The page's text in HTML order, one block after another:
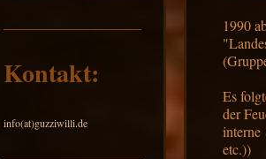
Kontakt:
info(at)guzziwilli.de
1990
Es
der
interne
etc.))